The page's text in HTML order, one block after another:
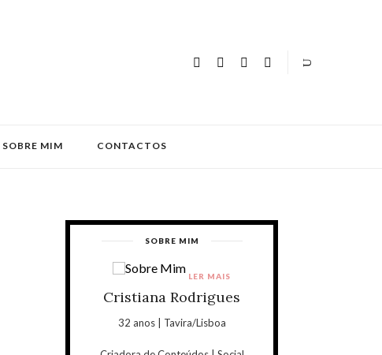
SOBRE MIM CONTACTOS
SOBRE MIM
Cristiana Rodrigues
32 anos | Tavira/Lisboa
LER MAIS